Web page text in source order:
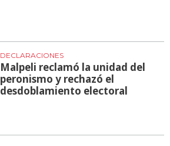
DECLARACIONES
Malpeli reclamó la unidad del
peronismo y rechazó el
desdoblamiento electoral